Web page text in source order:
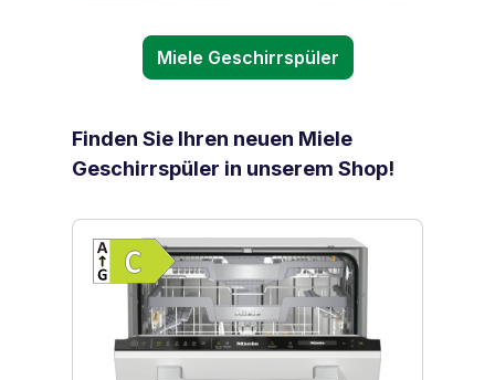
Miele Geschirrspüler
Produktgalerie überspringen
Finden Sie Ihren neuen Miele
Geschirrspüler in unserem Shop!
Vollständiges Energielabel anzeigen
Energieklasse C. Höchste bis